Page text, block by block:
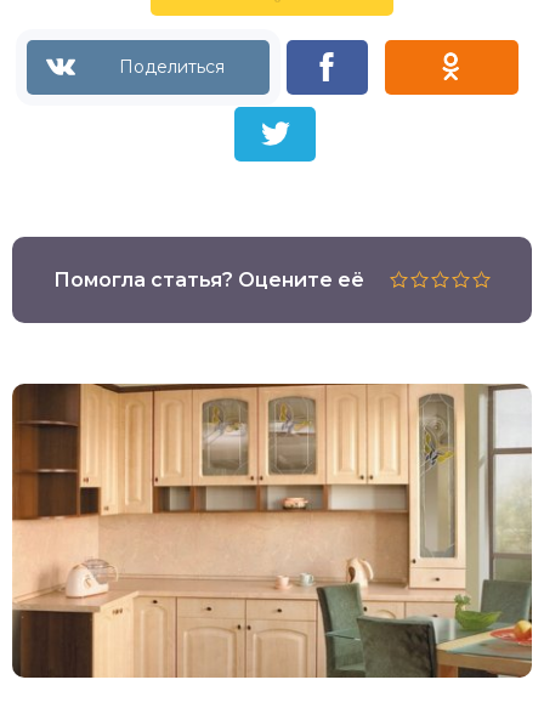
Помогла статья? Оцените её